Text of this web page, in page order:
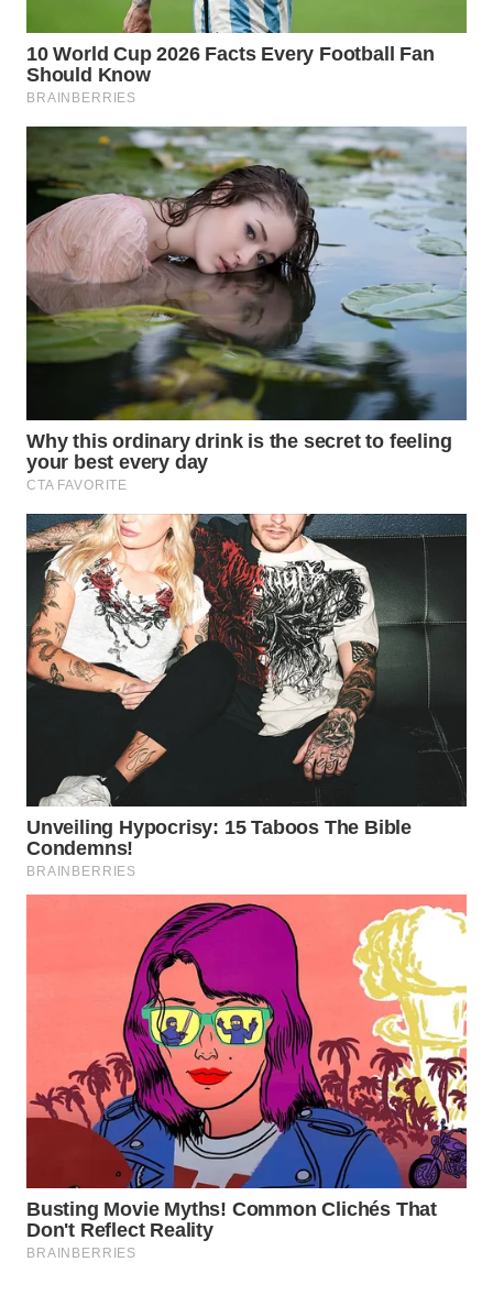
WN
NATUNA
WN
BINTAN
WN
MANDALIKA
WN
LIKUPANG
LABUANBAJO
WN
BORNEO
Wahana
Media
Group
WAHANA
NEWS
WAHANA
ADVOKAT
WAHANA
INFRASTRUKTUR
LISTRIK
WAHANA
WAHANA
TV